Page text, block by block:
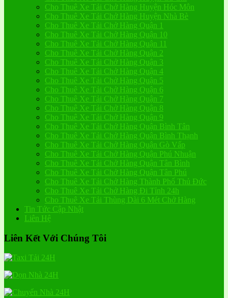
Cho Thuê Xe Tải Chở Hàng Huyện Hóc Môn
Cho Thuê Xe Tải Chở Hàng Huyện Nhà Bè
Cho Thuê Xe Tải Chở Hàng Quận 1
Cho Thuê Xe Tải Chở Hàng Quận 10
Cho Thuê Xe Tải Chở Hàng Quận 11
Cho Thuê Xe Tải Chở Hàng Quận 2
Cho Thuê Xe Tải Chở Hàng Quận 3
Cho Thuê Xe Tải Chở Hàng Quận 4
Cho Thuê Xe Tải Chở Hàng Quận 5
Cho Thuê Xe Tải Chở Hàng Quận 6
Cho Thuê Xe Tải Chở Hàng Quận 7
Cho Thuê Xe Tải Chở Hàng Quận 8
Cho Thuê Xe Tải Chở Hàng Quận 9
Cho Thuê Xe Tải Chở Hàng Quận Bình Tân
Cho Thuê Xe Tải Chở Hàng Quận Bình Thạnh
Cho Thuê Xe Tải Chở Hàng Quận Gò Vấp
Cho Thuê Xe Tải Chở Hàng Quận Phú Nhuận
Cho Thuê Xe Tải Chở Hàng Quận Tân Bình
Cho Thuê Xe Tải Chở Hàng Quận Tân Phú
Cho Thuê Xe Tải Chở Hàng Thành Phố Thủ Đức
Cho Thuê Xe Tải Chở Hàng Đi Tỉnh 24h
Cho Thuê Xe Tải Thùng Dài 6 Mét Chở Hàng
Tin Tức Cập Nhật
Liên Hệ
Liên Kết Với Chúng Tôi